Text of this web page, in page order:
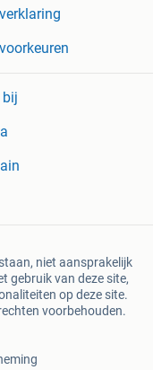
bij
niet aansprakelijk
gebruik van deze site,
op deze site.
voorbehouden.